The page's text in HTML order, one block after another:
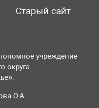
Старый сайт
учреждение
округа
О.А.